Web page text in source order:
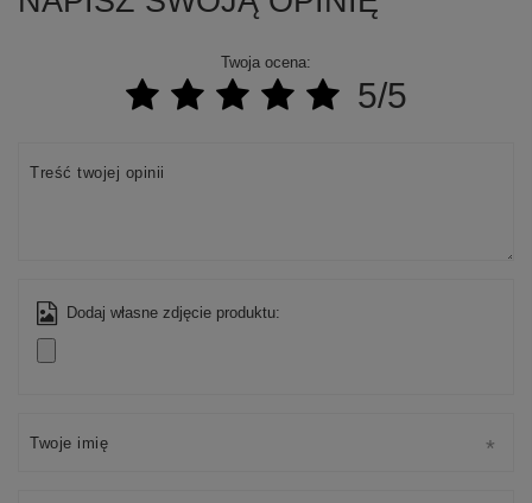
Twoja ocena:
5/5
Treść twojej opinii
Dodaj własne zdjęcie produktu:
Twoje imię